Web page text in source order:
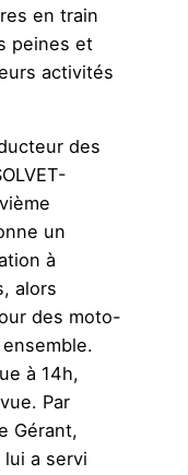
en train
peines et
activités
des
un
à
alors
des moto-
à 14h,
Par
Gérant,
a servi